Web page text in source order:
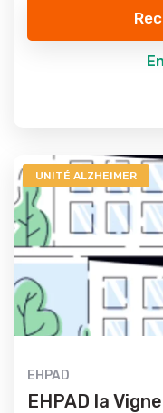
UNITÉ ALZHEIMER
EHPAD
EHPAD la